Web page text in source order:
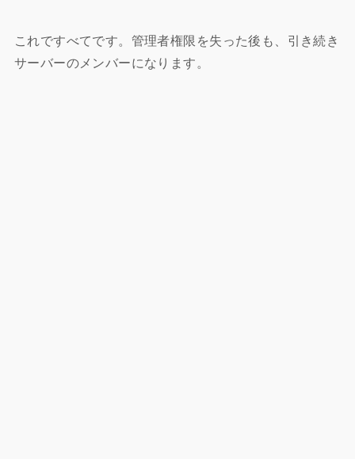
これですべてです。 管理者権限を失った後も、引き続き
サーバーのメンバーになります。